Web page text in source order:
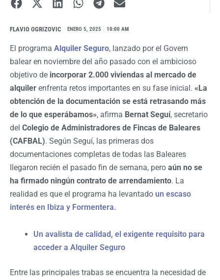
FLAVIO OGRIZOVIC ENERO 5, 2025 10:00 AM
El programa Alquiler Seguro, lanzado por el Govern
balear en noviembre del año pasado con el ambicioso
objetivo de incorporar 2.000 viviendas al mercado de
alquiler enfrenta retos importantes en su fase inicial. «La
obtención de la documentación se está retrasando más
de lo que esperábamos», afirma Bernat Seguí, secretario
del Colegio de Administradores de Fincas de Baleares
(CAFBAL). Según Seguí, las primeras dos
documentaciones completas de todas las Baleares
llegaron recién el pasado fin de semana, pero aún no se
ha firmado ningún contrato de arrendamiento. La
realidad es que el programa ha levantado un escaso
interés en Ibiza y Formentera.
Un avalista de calidad, el exigente requisito para
acceder a Alquiler Seguro
Entre las principales trabas se encuentra la necesidad de